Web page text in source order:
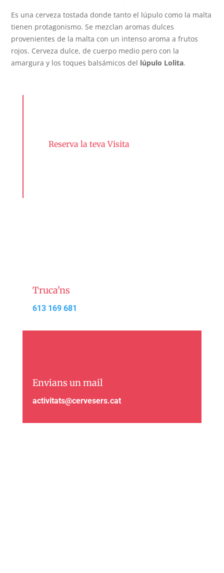
Es una cerveza tostada donde tanto el lúpulo como la malta
tienen protagonismo. Se mezclan aromas dulces
provenientes de la malta con un intenso aroma a frutos
rojos. Cerveza dulce, de cuerpo medio pero con la
amargura y los toques balsámicos del lúpulo Lolita.
Reserva la teva Visita
Truca'ns
613 169 681
Envians un mail
activitats@cervesers.cat